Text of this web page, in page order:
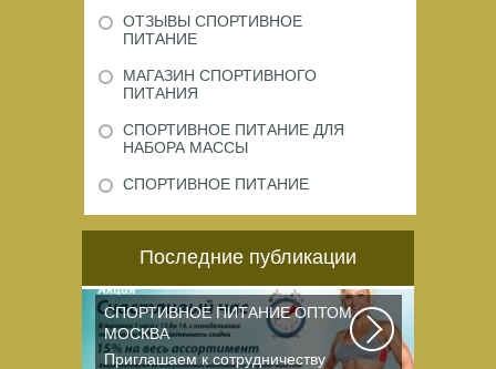
ОТЗЫВЫ СПОРТИВНОЕ
ПИТАНИЕ
МАГАЗИН СПОРТИВНОГО
ПИТАНИЯ
СПОРТИВНОЕ ПИТАНИЕ ДЛЯ
НАБОРА МАССЫ
СПОРТИВНОЕ ПИТАНИЕ
Последние публикации
СПОРТИВНОЕ ПИТАНИЕ ОПТОМ
МОСКВА
Приглашаем к сотрудничеству